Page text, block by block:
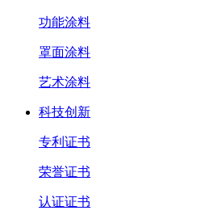
功能涂料
罩面涂料
艺术涂料
科技创新
专利证书
荣誉证书
认证证书